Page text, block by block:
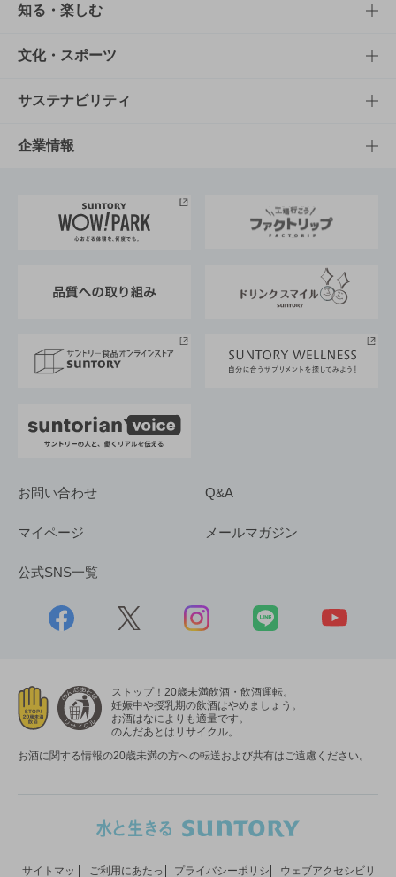
商品TOP
商品一覧
商品発売情報
栄養成分一覧
知る・楽しむ
知る・楽しむTOP
キャンペーン
工場見学
地域情報
文化・スポーツ
文化・スポーツTOP
サントリーホール
サントリーサンバーズ大阪
サステナビリティ
サステナビリティTOP
サントリーが考えるサステナビリティ経営
企業情報
企業概要
採用情報
お問い合わせ Q&A
マイページ メールマガジン
公式SNS一覧
ストップ！20歳未満飲酒・飲酒運転。
妊娠中や授乳期の飲酒はやめましょう。
お酒はなによりも適量です。
のんだあとはリサイクル。
お酒に関する情報の20歳未満の方への転送および共有はご遠慮ください。
サイトマッ
ご利用にあたっ
プライバシーポリシ
ウェブアクセシビリ